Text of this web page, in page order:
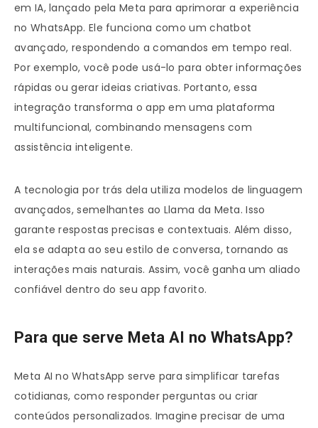
em IA, lançado pela Meta para aprimorar a experiência
no WhatsApp. Ele funciona como um chatbot
avançado, respondendo a comandos em tempo real.
Por exemplo, você pode usá-lo para obter informações
rápidas ou gerar ideias criativas. Portanto, essa
integração transforma o app em uma plataforma
multifuncional, combinando mensagens com
assistência inteligente.
A tecnologia por trás dela utiliza modelos de linguagem
avançados, semelhantes ao Llama da Meta. Isso
garante respostas precisas e contextuais. Além disso,
ela se adapta ao seu estilo de conversa, tornando as
interações mais naturais. Assim, você ganha um aliado
confiável dentro do seu app favorito.
Para que serve Meta AI no WhatsApp?
Meta AI no WhatsApp serve para simplificar tarefas
cotidianas, como responder perguntas ou criar
conteúdos personalizados. Imagine precisar de uma